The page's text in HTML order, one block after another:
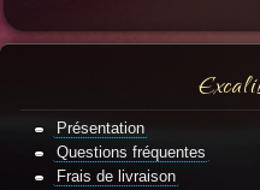
Présentation
Questions fréquentes
Frais de livraison